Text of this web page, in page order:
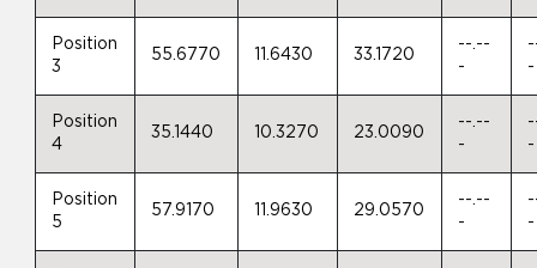
Position
3
55.6770 11.6430 33.1720
--.--
-
-
Position
4
35.1440 10.3270 23.0090
--.--
-
-
Position
5
57.9170 11.9630 29.0570
--.--
-
-